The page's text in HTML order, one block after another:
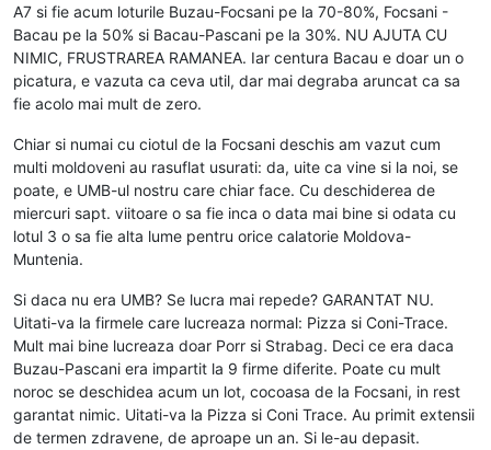
A7 si fie acum loturile Buzau-Focsani pe la 70-80%, Focsani -
Bacau pe la 50% si Bacau-Pascani pe la 30%. NU AJUTA CU
NIMIC, FRUSTRAREA RAMANEA. Iar centura Bacau e doar un o
picatura, e vazuta ca ceva util, dar mai degraba aruncat ca sa
fie acolo mai mult de zero.
Chiar si numai cu ciotul de la Focsani deschis am vazut cum
multi moldoveni au rasuflat usurati: da, uite ca vine si la noi, se
poate, e UMB-ul nostru care chiar face. Cu deschiderea de
miercuri sapt. viitoare o sa fie inca o data mai bine si odata cu
lotul 3 o sa fie alta lume pentru orice calatorie Moldova-
Muntenia.
Si daca nu era UMB? Se lucra mai repede? GARANTAT NU.
Uitati-va la firmele care lucreaza normal: Pizza si Coni-Trace.
Mult mai bine lucreaza doar Porr si Strabag. Deci ce era daca
Buzau-Pascani era impartit la 9 firme diferite. Poate cu mult
noroc se deschidea acum un lot, cocoasa de la Focsani, in rest
garantat nimic. Uitati-va la Pizza si Coni Trace. Au primit extensii
de termen zdravene, de aproape un an. Si le-au depasit.